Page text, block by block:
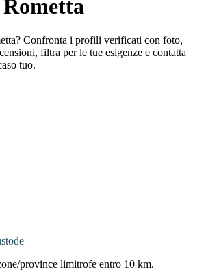
Confronta i profili verificati con foto,
filtra per le tue esigenze e contatta
tuo.
province limitrofe entro 10 km.